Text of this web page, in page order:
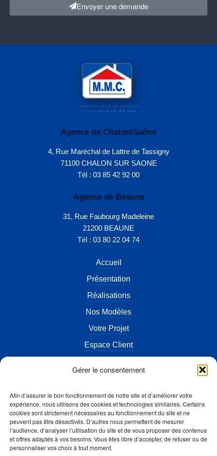
Gérer le consentement
Afin d’assurer le bon fonctionnement de notre site et d’améliorer votre
expérience, nous utilisons des cookies et technologies similaires. Certains
cookies sont strictement nécessaires au fonctionnement du site et ne
peuvent pas être désactivés. D’autres nous permettent de mesurer
l’audience, d’analyser l’utilisation du site et de vous proposer des contenus
et offres adaptés à vos besoins. Vous êtes libre d’accepter, de refuser ou de
personnaliser vos choix à tout moment.
Envoyer une demande
Agence de Chalon/Saône
4, Rue Maréchal de Lattre de Tassigny
71100 CHALON SUR SAONE
Tél : 03 85 42 92 00
Agence de Beaune
31, Rue Faubourg Madeleine
21200 BEAUNE
Tél : 03 80 22 04 74
Accueil
Présentation
Réalisations
Nos Modèles
Votre Projet
Espace Client
Actualités
FAQ
Contact
Mentions légales
Accès Artisan